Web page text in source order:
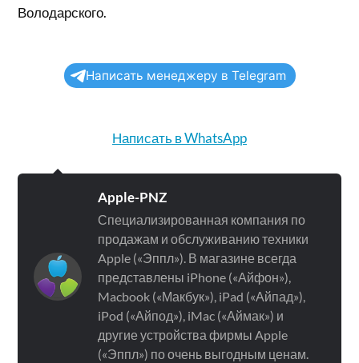
Володарского.
Написать менеджеру в Telegram
Написать в WhatsApp
Apple-PNZ
Специализированная компания по
продажам и обслуживанию техники
Apple («Эппл»). В магазине всегда
представлены iPhone («Айфон»),
Macbook («Макбук»), iPad («Айпад»),
iPod («Айпод»), iMac («Аймак») и
другие устройства фирмы Apple
(«Эппл») по очень выгодным ценам.